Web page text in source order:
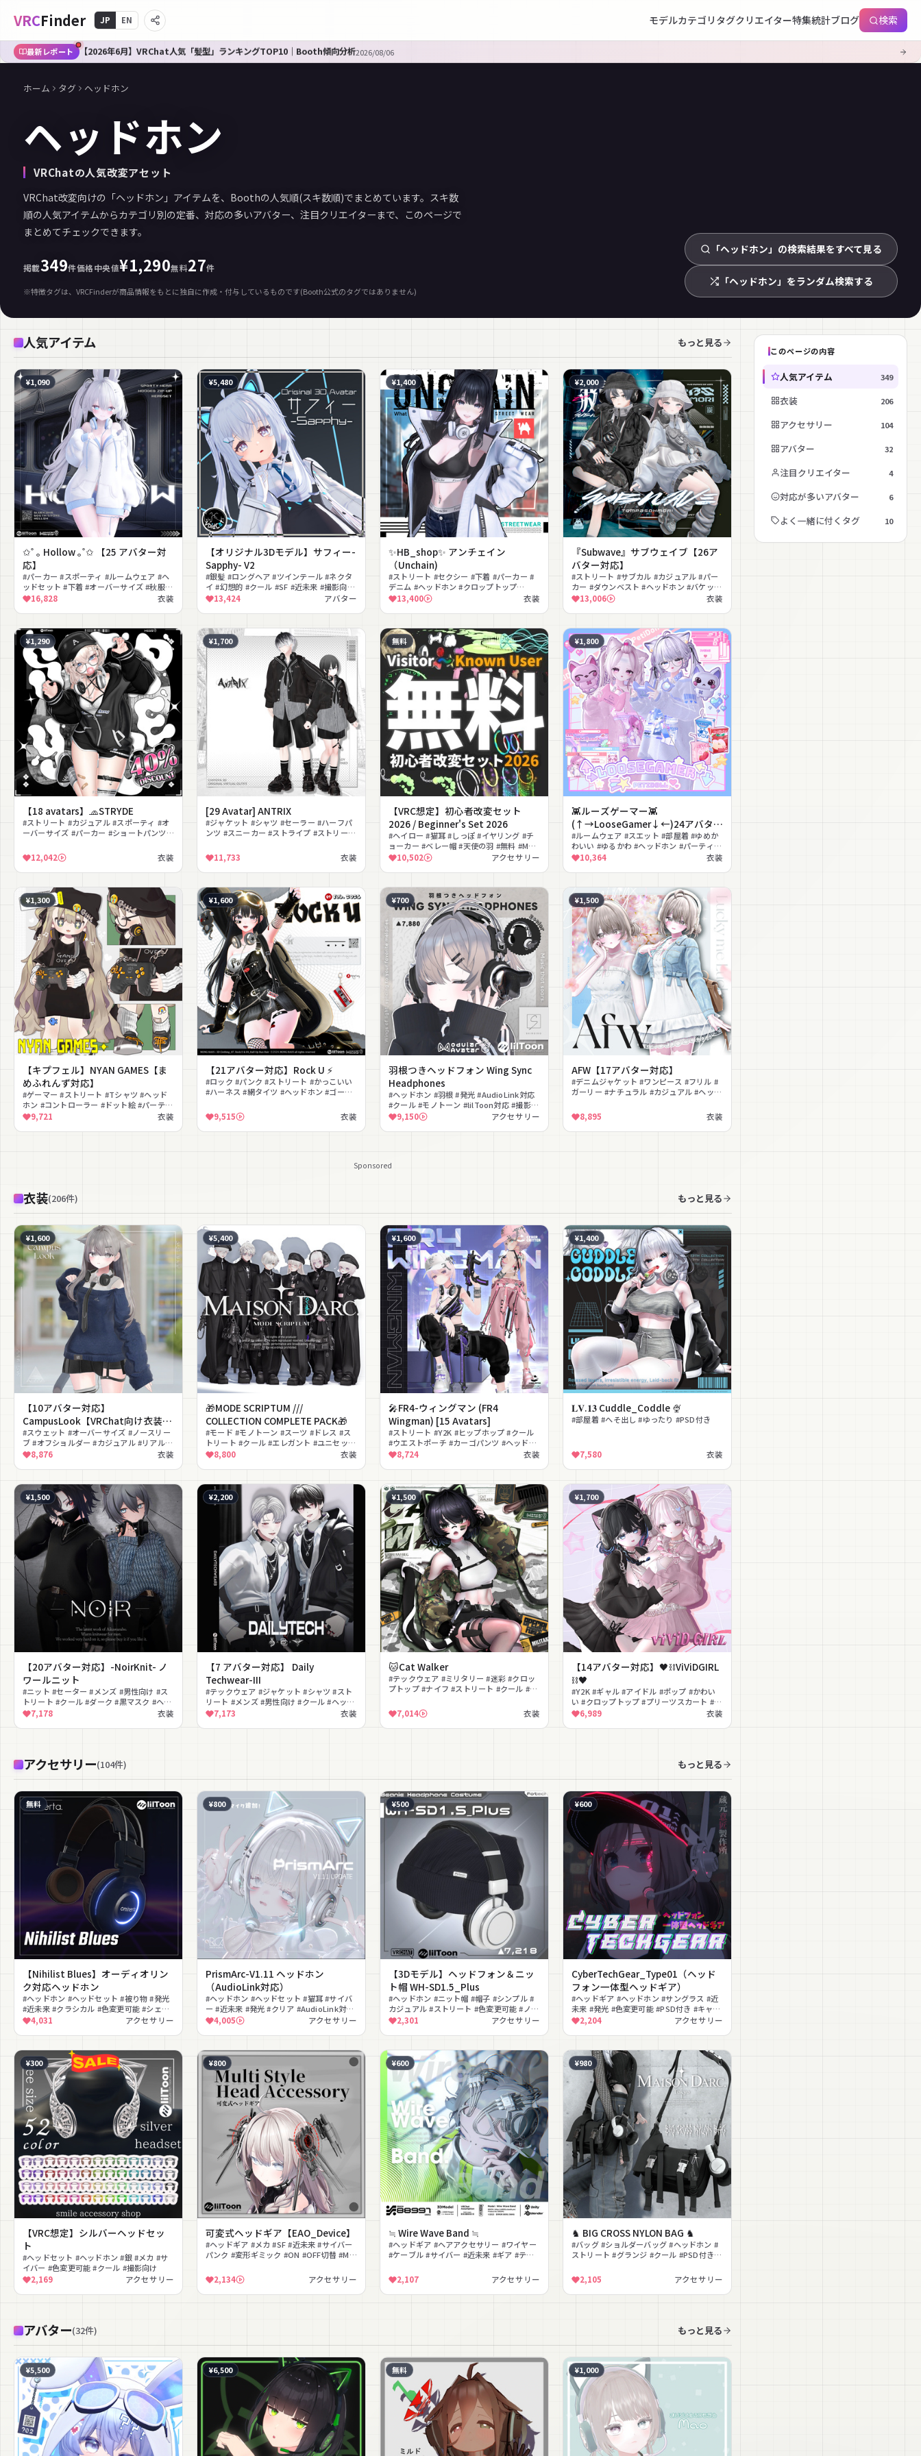
VRCFinder JP EN モデルカテゴリ タグクリエイター特集統計ブログ 検索
最新レポート 【2026年6月】VRChat人気「髪型」ランキングTOP10｜Booth傾向分析2026/08/06
ホーム タグ ヘッドホン
ヘッドホン
VRChatの人気改変アセット
VRChat改変向けの「ヘッドホン」アイテムを、Boothの人気順(スキ数順)でまとめています。スキ数
順の人気アイテムからカテゴリ別の定番、対応の多いアバター、注目クリエイターまで、このページで
まとめてチェックできます。
掲載349件価格中央値¥1,290無料27件
※特徴タグは、VRCFinderが商品情報をもとに独自に作成・付与しているものです(Booth公式のタグではありません)
「ヘッドホン」の検索結果をすべて見る
「ヘッドホン」をランダム検索する
人気アイテム もっと見る
¥1,090
✩˚ ｡ Hollow ｡˚✩ 【25 アバター対
応】
#パーカー #スポーティ #ルームウェア #ヘ
ッドセット #下着 #オーバーサイズ #秋服
#lilToon対応 #MA対応 #もこもこ
16,828 衣装
¥5,480
【オリジナル3Dモデル】サフィー-
Sapphy- V2
#銀髪 #ロングヘア #ツインテール #ネクタ
イ #幻想的 #クール #SF #近未来 #撮影向け
#色変え
13,424 アバター
¥1,400
✨HB_shop✨ アンチェイン
（Unchain)
#ストリート #セクシー #下着 #パーカー #
デニム #ヘッドホン #クロップトップ
#lilToon対応 #PhysBone対応 #へそ出し
13,400 衣装
¥2,000
『Subwave』サブウェイブ【26ア
バター対応】
#ストリート #サブカル #カジュアル #パー
カー #ダウンベスト #ヘッドホン #バケット
ハット #スニーカー #カーゴパンツ #プリー
ツスカート
13,006 衣装
¥1,290
【18 avatars】🧢STRYDE
#ストリート #カジュアル #スポーティ #オ
ーバーサイズ #パーカー #ショートパンツ #
ス12,042 衣装
¥1,700
[29 Avatar] ANTRIX
#ジャケット #シャツ #セーラー #ハーフパ
ンツ #スニーカー #ストライプ #ストリート
11,733
衣装
無料
【VRC想定】初心者改変セット
2026 / Beginner's Set 2026
#ヘイロー #猫耳 #しっぽ #イヤリング #チ
ョーカー #ベレー帽 #天使の羽 #無料 #MA
対応 #ヘッドホン
10,502 アクセサリー
¥1,800
👾ルーズゲーマー👾
(↑→LooseGamer↓←)24アバター
対応
#ルームウェア #スエット #部屋着 #ゆめか
わいい #ゆるかわ #ヘッドホン #パーティク
ル #MA対応 #lilToon対応 #パステル
10,364 衣装
¥1,300
【キプフェル】NYAN GAMES【ま
めふれんず対応】
#ゲーマー #ストリート #Tシャツ #ヘッド
ホン #コントローラー #ドット絵 #パーティ
クル #スニーカー #ベレー帽 #カジュアル
9,721 衣装
¥1,600
【21アバター対応】Rock U ⚡
#ロック #パンク #ストリート #かっこいい
#ハーネス #網タイツ #ヘッドホン #ゴーグ
9,515
衣装
¥700
羽根つきヘッドフォン Wing Sync
Headphones
#ヘッドホン #羽根 #発光 #AudioLink対応
#クール #モノトーン #lilToon対応 #撮影向
け9,150 アクセサリー
¥1,500
AFW【17アバター対応】
#デニムジャケット #ワンピース #フリル #
ガーリー #ナチュラル #カジュアル #ヘッド
8,895
衣装
Sponsored
衣装(206件) もっと見る
¥1,600
【10アバター対応】
CampusLook【VRChat向け衣装モ
デル】
#スウェット #オーバーサイズ #ノースリー
ブ #オフショルダー #カジュアル #リアルク
ローズ #スポーティ #ヘッドホン #ネクタイ
#私服
8,876 衣装
¥5,400
🎁MODE SCRIPTUM ///
COLLECTION COMPLETE PACK🎁
#モード #モノトーン #スーツ #ドレス #ス
トリート #クール #エレガント #ユニセック
ス #ベレー帽 #厚底ブーツ
8,800 衣装
¥1,600
🎤FR4-ウィングマン (FR4
Wingman) [15 Avatars]
#ストリート #Y2K #ヒップホップ #クール
#ウエストポーチ #カーゴパンツ #ヘッドホ
ン #キャップ #撮影向け #lilToon対応
8,724 衣装
¥1,400
𝐋𝐕.𝟏𝟑 Cuddle_Coddle 🍨
#部屋着 #へそ出し #ゆったり #PSD付き
7,580 衣装
¥1,500
【20アバター対応】-NoirKnit- ノ
ワールニット
#ニット #セーター #メンズ #男性向け #ス
トリート #クール #ダーク #黒マスク #ヘッ
ドホン #都会的
7,178 衣装
¥2,200
【7 アバター対応】 Daily
Techwear-III
#テックウェア #ジャケット #シャツ #スト
リート #メンズ #男性向け #クール #ヘッド
ホン #チェーン #ボーイッシュ
7,173 衣装
¥1,500
🐱Cat Walker
#テックウェア #ミリタリー #迷彩 #クロッ
プトップ #ナイフ #ストリート #クール #セ
7,014
衣装
¥1,700
【14アバター対応】🖤⛓ViViDGIRL
⛓🖤
#Y2K #ギャル #アイドル #ポップ #かわい
い #クロップトップ #プリーツスカート #ヘ
ッドホン #チェーン #ネイル
6,989 衣装
アクセサリー(104件) もっと見る
無料
【Nihilist Blues】オーディオリン
ク対応ヘッドホン
#ヘッドホン #ヘッドセット #被り物 #発光
#近未来 #クラシカル #色変更可能 #シェイ
プキー #撮影向け
4,031 アクセサリー
¥800
PrismArc-V1.11 ヘッドホン
（AudioLink対応）
#ヘッドホン #ヘッドセット #猫耳 #サイバ
ー #近未来 #発光 #クリア #AudioLink対応
#PhysBone対応 #色変更可能
4,005 アクセサリー
¥500
【3Dモデル】ヘッドフォン＆ニッ
ト帽 WH-SD1.5_Plus
#ヘッドホン #ニット帽 #帽子 #シンプル #
カジュアル #ストリート #色変更可能 #ノー
マルマップ #MA対応 #lilToon対応
2,301 アクセサリー
¥600
CyberTechGear_Type01（ヘッド
フォン一体型ヘッドギア）
#ヘッドギア #ヘッドホン #サングラス #近
未来 #発光 #色変更可能 #PSD付き #キャッ
プ #バイザー #lilToon対応
2,204 アクセサリー
¥300
【VRC想定】シルバーヘッドセッ
ト
#ヘッドセット #ヘッドホン #銀 #メカ #サ
イバー #色変更可能 #クール #撮影向け
2,169
アクセサリー
¥800
可変式ヘッドギア【EAO_Device】
#ヘッドギア #メカ #SF #近未来 #サイバー
パンク #変形ギミック #ON #OFF切替 #MA
2,134
アクセサリー
¥600
≒ Wire Wave Band ≒
#ヘッドギア #ヘアアクセサリー #ワイヤー
#ケーブル #サイバー #近未来 #ギア #テッ
2,107
アクセサリー
¥980
♞ BIG CROSS NYLON BAG ♞
#バッグ #ショルダーバッグ #ヘッドホン #
ストリート #グランジ #クール #PSD付き #
2,105
アクセサリー
アバター(32件) もっと見る
¥5,500 ¥6,500 無料 ¥1,000
このページの内容
人気アイテム 349
衣装 206
アクセサリー 104
アバター 32
注目クリエイター 4
対応が多いアバター 6
よく一緒に付くタグ 10